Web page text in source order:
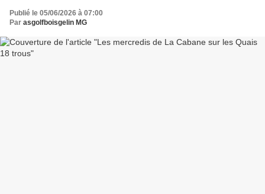
Publié le 05/06/2026 à 07:00
Par asgolfboisgelin MG